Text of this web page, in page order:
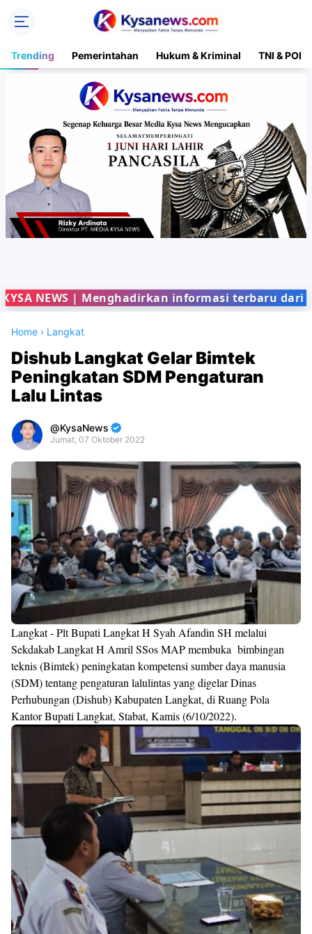
Trending Pemerintahan Hukum & Kriminal TNI &
| Menghadirkan informasi terbaru dari
Home › Langkat
Dishub Langkat Gelar Bimtek
Peningkatan SDM Pengaturan
Lalu Lintas
KysaNews
Jumat, 07 Oktober 2022
Premium
By
Raushan
Design
With
Shroff
Templates
Langkat - Plt Bupati Langkat H Syah Afandin SH melalui
Sekdakab Langkat H Amril SSos MAP membuka bimbingan
teknis (Bimtek) peningkatan kompetensi sumber daya manusia
(SDM) tentang pengaturan lalulintas yang digelar Dinas
Perhubungan (Dishub) Kabupaten Langkat, di Ruang Pola
Kantor Bupati Langkat, Stabat, Kamis (6/10/2022).